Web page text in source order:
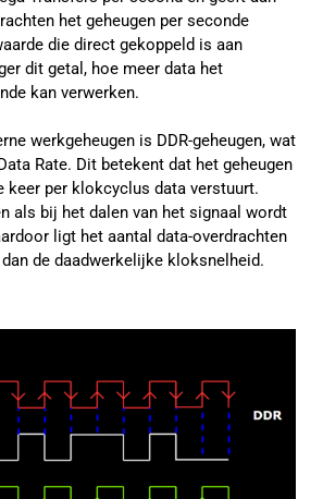
het geheugen per seconde
die direct gekoppeld is aan
dit getal, hoe meer data het
kan verwerken.
werkgeheugen is DDR-geheugen, wat
Rate. Dit betekent dat het geheugen
keer per klokcyclus data verstuurt.
als bij het dalen van het signaal wordt
ligt het aantal data-overdrachten
de daadwerkelijke kloksnelheid.